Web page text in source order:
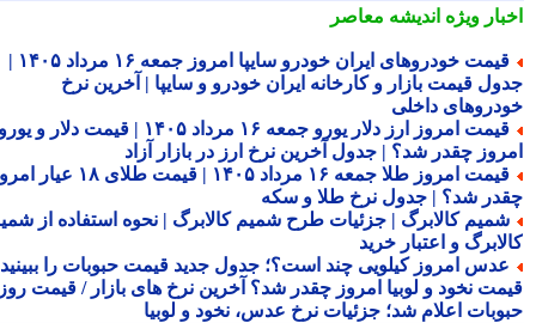
ویژهاندیشه معاصر
قیمت خودروهای ایران خودرو سایپا امروز جمعه ۱۶ مرداد ۱۴۰۵ |
قیمت بازار و کارخانه ایران خودرو و سایپا | آخرین نرخ
داخلی
قیمت امروز ارز دلار یورو جمعه ۱۶ مرداد ۱۴۰۵ | قیمت دلار و یورو
چقدر شد؟ | جدول آخرین نرخ ارز در بازار آزاد
قیمت امروز طلا جمعه ۱۶ مرداد ۱۴۰۵ | قیمت طلای ۱۸ عیار امروز
شد؟ | جدول نرخ طلا و سکه
کالابرگ | جزئیات طرح شمیم کالابرگ | نحوه استفاده از شمیم
و اعتبار خرید
امروز کیلویی چند است؟؛ جدول جدید قیمت حبوبات را ببینید /
نخود و لوبیا امروز چقدر شد؟ آخرین نرخ های بازار / قیمت روز
اعلام شد؛ جزئیات نرخ عدس، نخود و لوبیا